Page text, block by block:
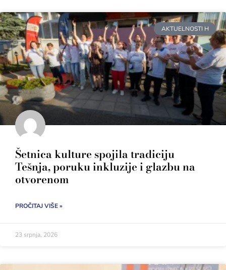
AKTUELNOSTI H
Šetnica kulture spojila tradiciju
Tešnja, poruku inkluzije i glazbu na
otvorenom
PROČITAJ VIŠE »
23 srpnja, 2026